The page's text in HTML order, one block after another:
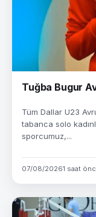
Tuğba Bugur
Tüm Dallar U23
tabanca solo
sporcumuz,...
07/08/20261 saat